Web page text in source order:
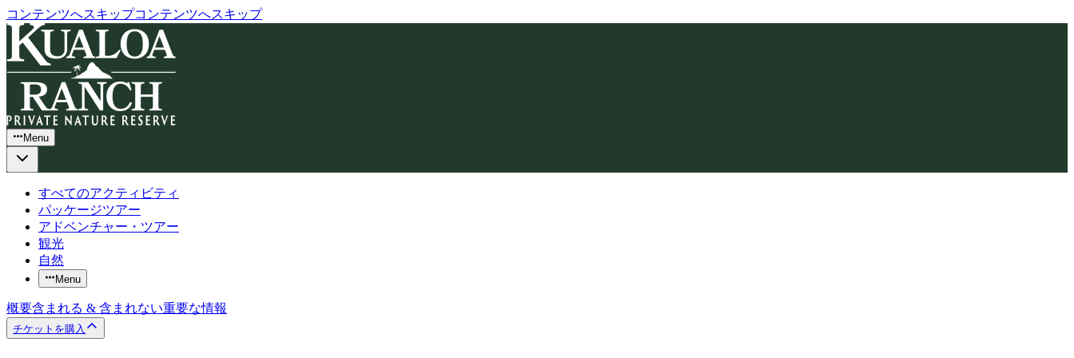
コンテンツへスキップコンテンツへスキップ
Menu
すべてのアクティビティ
パッケージツアー
アドベンチャー・ツアー
観光
自然
Menu
概要含まれる & 含まれない重要な情報
チケットを購入